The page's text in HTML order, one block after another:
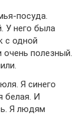
посуда.
У него была
с одной
полезный.
Я синего
белая. И
Я людям